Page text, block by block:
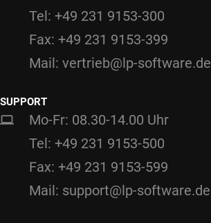
Tel: +49 231 9153-300
Fax: +49 231 9153-399
Mail: vertrieb@lp-software.de
SUPPORT
Mo-Fr: 08.30-14.00 Uhr
Tel: +49 231 9153-500
Fax: +49 231 9153-599
Mail: support@lp-software.de